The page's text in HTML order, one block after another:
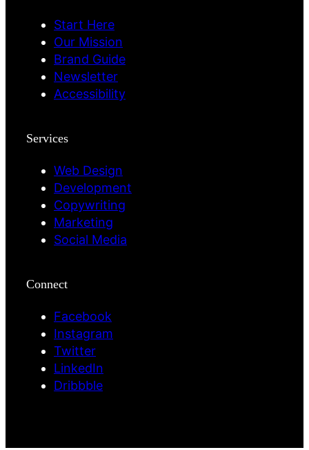
Start Here
Our Mission
Brand Guide
Newsletter
Accessibility
Services
Web Design
Development
Copywriting
Marketing
Social Media
Connect
Facebook
Instagram
Twitter
LinkedIn
Dribbble